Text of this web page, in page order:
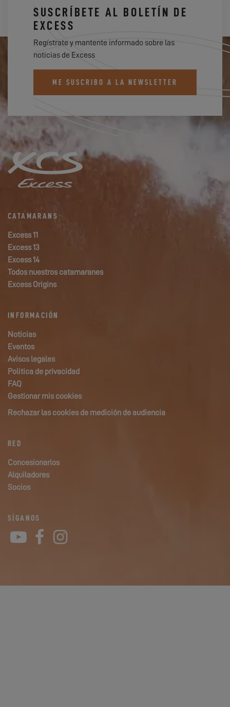
SUSCRÍBETE AL BOLETÍN DE
EXCESS
Regístrate y mantente informado sobre las
noticias de Excess
ME SUSCRIBO A LA NEWSLETTER
CATAMARANS
Excess 11
Excess 13
Excess 14
Todos nuestros catamaranes
Excess Origins
INFORMACIÓN
Noticias
Eventos
Avisos legales
Politica de privacidad
FAQ
Gestionar mis cookies
Rechazar las cookies de medición de audiencia
RED
Concesionarios
Alquiladores
Socios
SÍGANOS
YouTube
Facebook
Instagram